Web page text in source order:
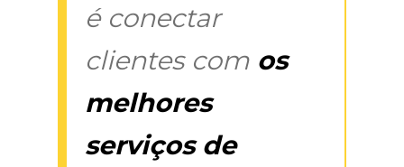
é conectar
clientes com os
melhores
serviços de